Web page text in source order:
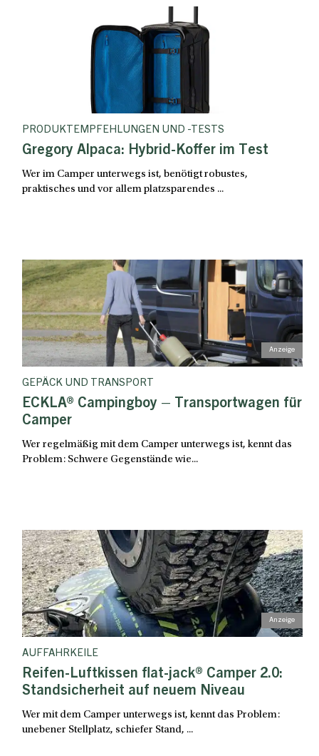
PRODUKTEMPFEHLUNGEN UND -TESTS
Gregory Alpaca: Hybrid-Koffer im Test
Wer im Camper unterwegs ist, benötigt robustes,
praktisches und vor allem platzsparendes ...
GEPÄCK UND TRANSPORT
ECKLA® Campingboy – Transportwagen für
Camper
Wer regelmäßig mit dem Camper unterwegs ist, kennt das
Problem: Schwere Gegenstände wie...
AUFFAHRKEILE
Reifen-Luftkissen flat-jack® Camper 2.0:
Standsicherheit auf neuem Niveau
Wer mit dem Camper unterwegs ist, kennt das Problem:
unebener Stellplatz, schiefer Stand, ...